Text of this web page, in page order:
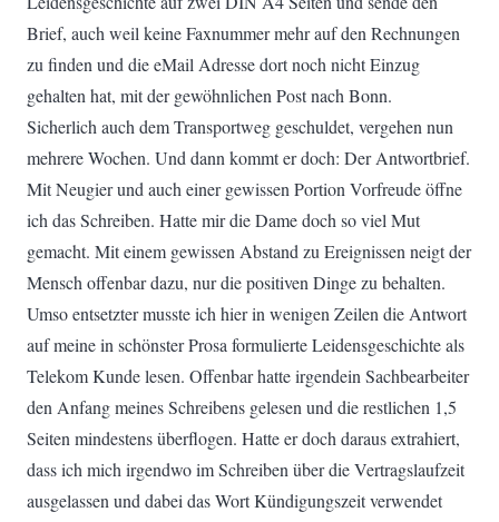
Brief, auch weil keine Faxnummer mehr auf den Rechnungen
zu finden und die eMail Adresse dort noch nicht Einzug
gehalten hat, mit der gewöhnlichen Post nach Bonn.
Sicherlich auch dem Transportweg geschuldet, vergehen nun
mehrere Wochen. Und dann kommt er doch: Der Antwortbrief.
Mit Neugier und auch einer gewissen Portion Vorfreude öffne
ich das Schreiben. Hatte mir die Dame doch so viel Mut
gemacht. Mit einem gewissen Abstand zu Ereignissen neigt der
Mensch offenbar dazu, nur die positiven Dinge zu behalten.
Umso entsetzter musste ich hier in wenigen Zeilen die Antwort
auf meine in schönster Prosa formulierte Leidensgeschichte als
Telekom Kunde lesen. Offenbar hatte irgendein Sachbearbeiter
den Anfang meines Schreibens gelesen und die restlichen 1,5
Seiten mindestens überflogen. Hatte er doch daraus extrahiert,
dass ich mich irgendwo im Schreiben über die Vertragslaufzeit
ausgelassen und dabei das Wort Kündigungszeit verwendet